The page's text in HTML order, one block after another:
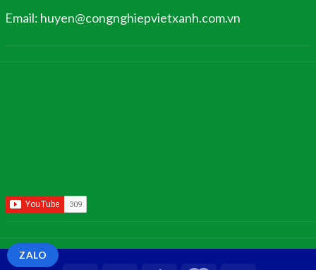
Email: huyen@congnghiepvietxanh.com.vn
ZALO